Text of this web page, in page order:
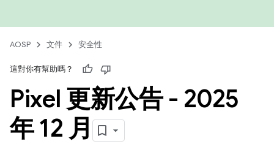
AOSP 文件 安全性
這對你有幫助嗎？
Pixel 更新公告 - 2025
年 12 月